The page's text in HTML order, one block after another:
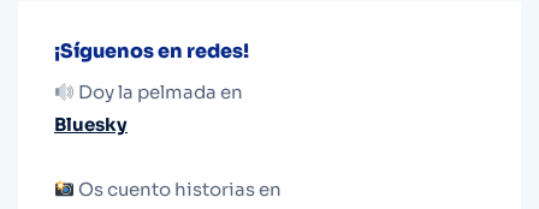
¡Síguenos en redes!
Doy la pelmada en
Bluesky
Os cuento historias en